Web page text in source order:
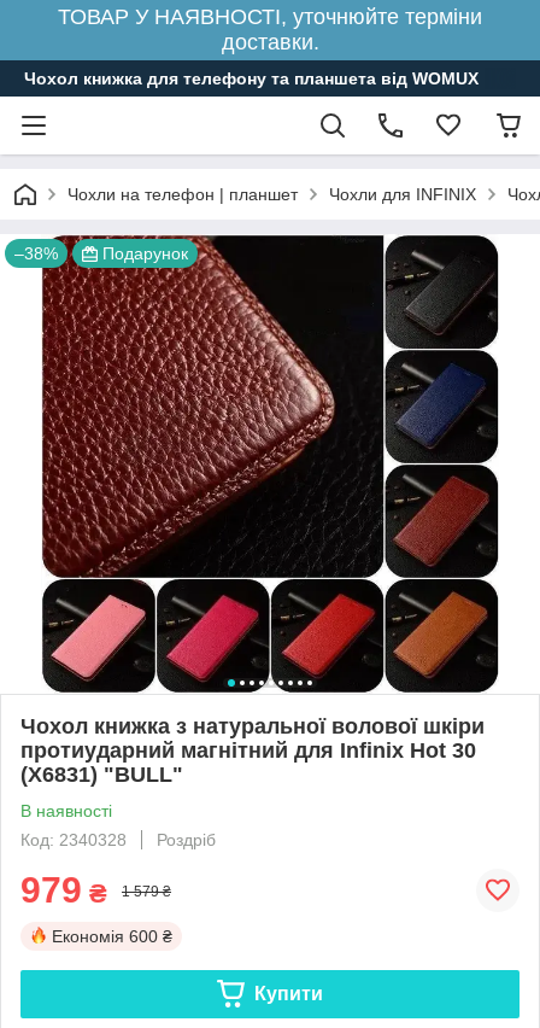
ТОВАР У НАЯВНОСТІ, уточнюйте терміни
доставки.
Чохол книжка для телефону та планшета від WOMUX
Чохли на телефон | планшет Чохли для INFINIX
–38% Подарунок
Чохол книжка з натуральної волової шкіри
протиударний магнітний для Infinix Hot 30
(X6831) "BULL"
В наявності
Код: 2340328
Роздріб
979 ₴ 1 579 ₴
Економія 600 ₴
Купити